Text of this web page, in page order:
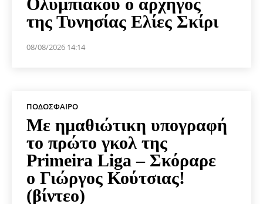
της Τυνησίας Ελίες Σκίρι
08/08/2026 14:14
ΠΟΔΌΣΦΑΙΡΟ
Με ημαθιώτικη υπογραφή
το πρώτο γκολ της
Primeira Liga – Σκόραρε
ο Γιώργος Κούτσιας!
(βίντεο)